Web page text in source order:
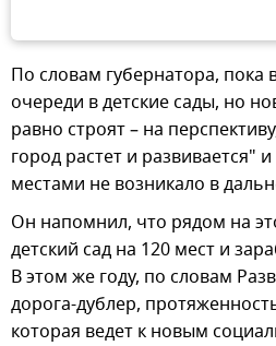
По словам губернатора, пока
очереди в детские сады, но
равно строят – на
город растет и развивается"
местами не возникало в
Он напомнил, что рядом на
детский сад на 120 мест и
В этом же году, по словам
дорога-дублер,
которая ведет к новым